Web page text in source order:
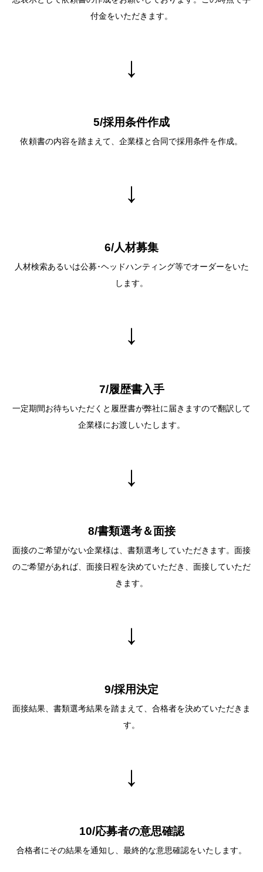
付⾦をいただきます。
↓
5/採⽤条件作成
依頼書の内容を踏まえて、企業様と合同で採⽤条件を作成。
↓
6/⼈材募集
⼈材検索あるいは公募･ヘッドハンティング等でオーダーをいた
します。
↓
7/履歴書⼊⼿
⼀定期間お待ちいただくと履歴書が弊社に届きますので翻訳して
企業様にお渡しいたします。
↓
8/書類選考＆⾯接
⾯接のご希望がない企業様は、書類選考していただきます。⾯接
のご希望があれば、⾯接⽇程を決めていただき、⾯接していただ
きます。
↓
9/採⽤決定
⾯接結果、書類選考結果を踏まえて、合格者を決めていただきま
す。
↓
10/応募者の意思確認
合格者にその結果を通知し、最終的な意思確認をいたします。